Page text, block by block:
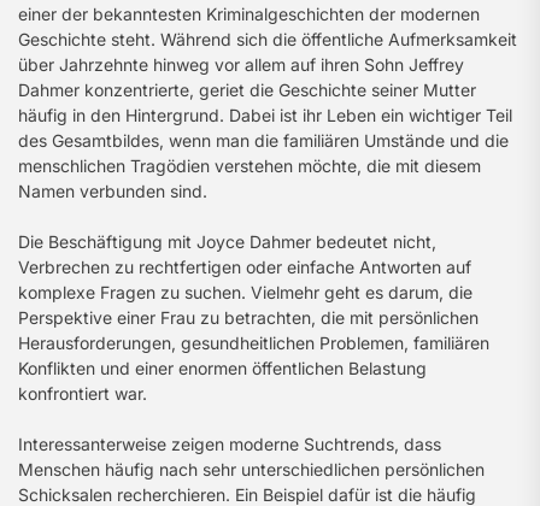
einer der bekanntesten Kriminalgeschichten der modernen
Geschichte steht. Während sich die öffentliche Aufmerksamkeit
über Jahrzehnte hinweg vor allem auf ihren Sohn Jeffrey
Dahmer konzentrierte, geriet die Geschichte seiner Mutter
häufig in den Hintergrund. Dabei ist ihr Leben ein wichtiger Teil
des Gesamtbildes, wenn man die familiären Umstände und die
menschlichen Tragödien verstehen möchte, die mit diesem
Namen verbunden sind.
Die Beschäftigung mit Joyce Dahmer bedeutet nicht,
Verbrechen zu rechtfertigen oder einfache Antworten auf
komplexe Fragen zu suchen. Vielmehr geht es darum, die
Perspektive einer Frau zu betrachten, die mit persönlichen
Herausforderungen, gesundheitlichen Problemen, familiären
Konflikten und einer enormen öffentlichen Belastung
konfrontiert war.
Interessanterweise zeigen moderne Suchtrends, dass
Menschen häufig nach sehr unterschiedlichen persönlichen
Schicksalen recherchieren. Ein Beispiel dafür ist die häufig